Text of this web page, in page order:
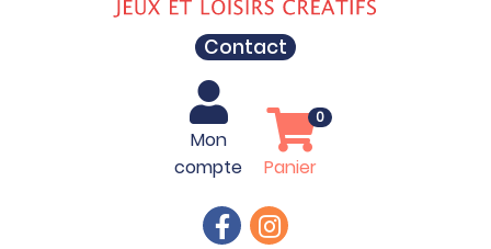
Contact
Mon
compte
Panier
0